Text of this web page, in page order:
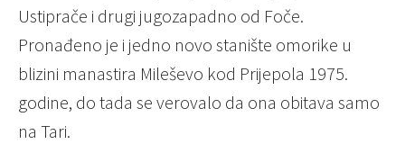
Ustiprače i drugi jugozapadno od Foče.
Pronađeno je i jedno novo stanište omorike u
blizini manastira Mileševo kod Prijepola 1975.
godine, do tada se verovalo da ona obitava samo
na Tari.